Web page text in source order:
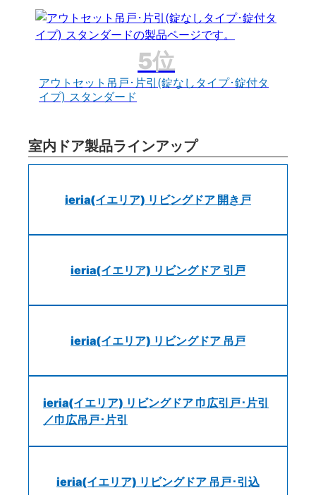
アウトセット吊戸･片引(錠なしタイプ･錠付タ
イプ) スタンダード
室内ドア製品ラインアップ
ieria(イエリア) リビングドア 開き戸
ieria(イエリア) リビングドア 引戸
ieria(イエリア) リビングドア 吊戸
ieria(イエリア) リビングドア 巾広引戸･片引
／巾広吊戸･片引
ieria(イエリア) リビングドア 吊戸･引込